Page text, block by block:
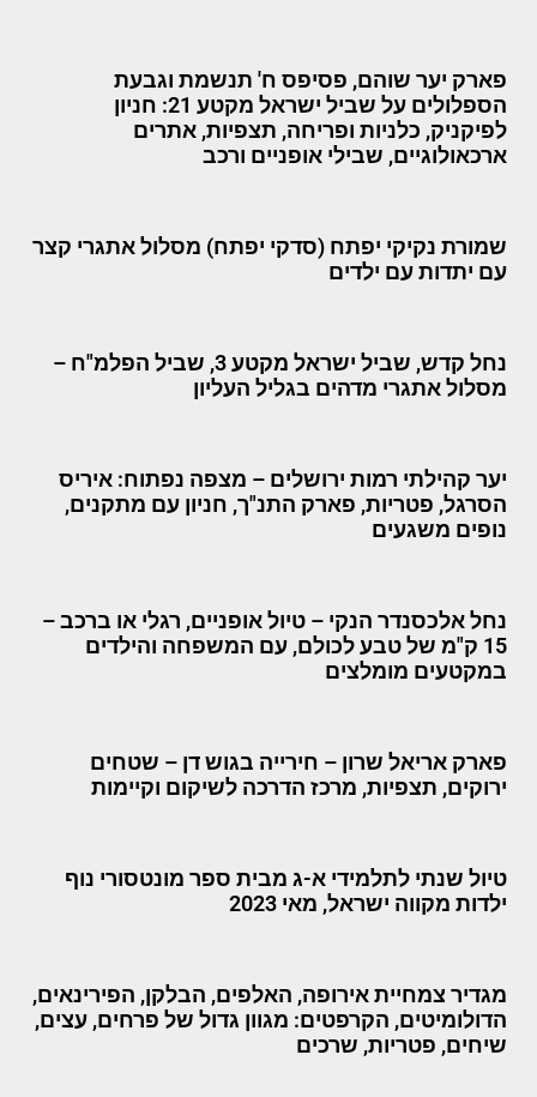
פארק יער שוהם, פסיפס ח' תנשמת וגבעת
הספלולים על שביל ישראל מקטע 21: חניון
לפיקניק, כלניות ופריחה, תצפיות, אתרים
ארכאולוגיים, שבילי אופניים ורכב
שמורת נקיקי יפתח (סדקי יפתח) מסלול אתגרי קצר
עם יתדות עם ילדים
נחל קדש, שביל ישראל מקטע 3, שביל הפלמ"ח –
מסלול אתגרי מדהים בגליל העליון
יער קהילתי רמות ירושלים – מצפה נפתוח: איריס
הסרגל, פטריות, פארק התנ"ך, חניון עם מתקנים,
נופים משגעים
נחל אלכסנדר הנקי – טיול אופניים, רגלי או ברכב –
15 ק"מ של טבע לכולם, עם המשפחה והילדים
במקטעים מומלצים
פארק אריאל שרון – חירייה בגוש דן – שטחים
ירוקים, תצפיות, מרכז הדרכה לשיקום וקיימות
טיול שנתי לתלמידי א-ג מבית ספר מונטסורי נוף
ילדות מקווה ישראל, מאי 2023
מגדיר צמחיית אירופה, האלפים, הבלקן, הפירינאים,
הדולומיטים, הקרפטים: מגוון גדול של פרחים, עצים,
שיחים, פטריות, שרכים